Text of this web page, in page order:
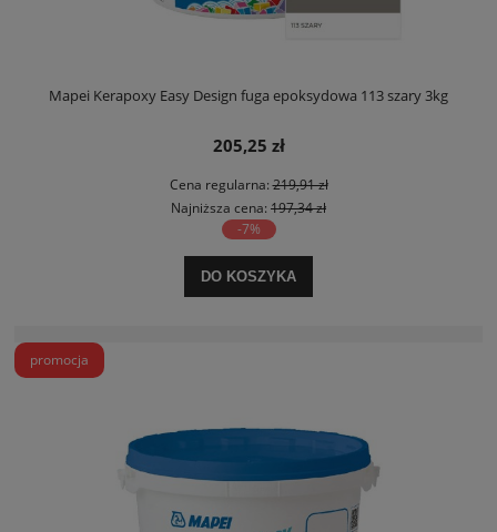
Mapei Kerapoxy Easy Design fuga epoksydowa 113 szary 3kg
205,25 zł
Cena regularna:219,91 zł
Najniższa cena: 197,34 zł
-7%
DO KOSZYKA
promocja